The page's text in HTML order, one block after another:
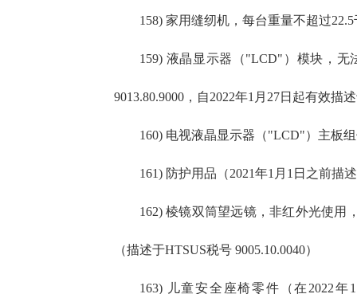
158) 家用缝纫机，每台重量不超过
159) 液晶显示器（"LCD"）模块，无
9013.80.9000，自2022年1月27日起有效描
160) 电视液晶显示器（"LCD"）主板
161) 防护用品（2021年1月1日之前描
162) 棱镜双筒望远镜，非红外光使用
（描述于HTSUS税号 9005.10.0040）
163) 儿童安全座椅零件（在2022年